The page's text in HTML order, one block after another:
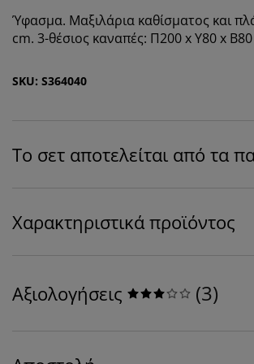
Ύφασμα. Μαξιλάρια καθίσματος και
cm. 3-θέσιος καναπές: Π200 x Υ80 x
SKU: S364040
Το σετ αποτελείται από τα
Χαρακτηριστικά προϊόντος
Αξιολογήσεις (3)